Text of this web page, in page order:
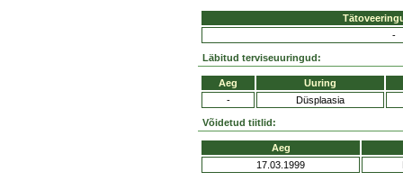
-
Läbitud terviseuuringud:
Aeg
Uuring
-
Düsplaasia
Võidetud tiitlid:
Aeg
17.03.1999